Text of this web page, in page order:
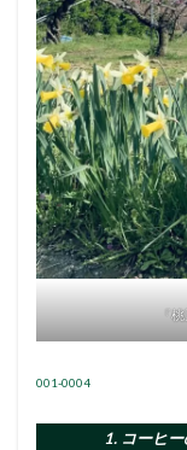
『
001-0004
1. コーヒー